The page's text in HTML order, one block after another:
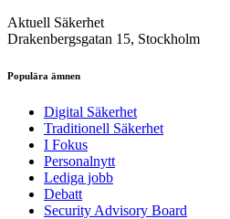
Aktuell Säkerhet
Drakenbergsgatan 15, Stockholm
Populära ämnen
Digital Säkerhet
Traditionell Säkerhet
I Fokus
Personalnytt
Lediga jobb
Debatt
Security Advisory Board